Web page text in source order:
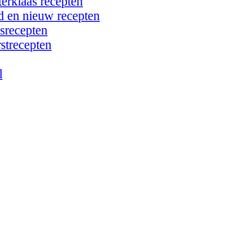
en nieuw recepten